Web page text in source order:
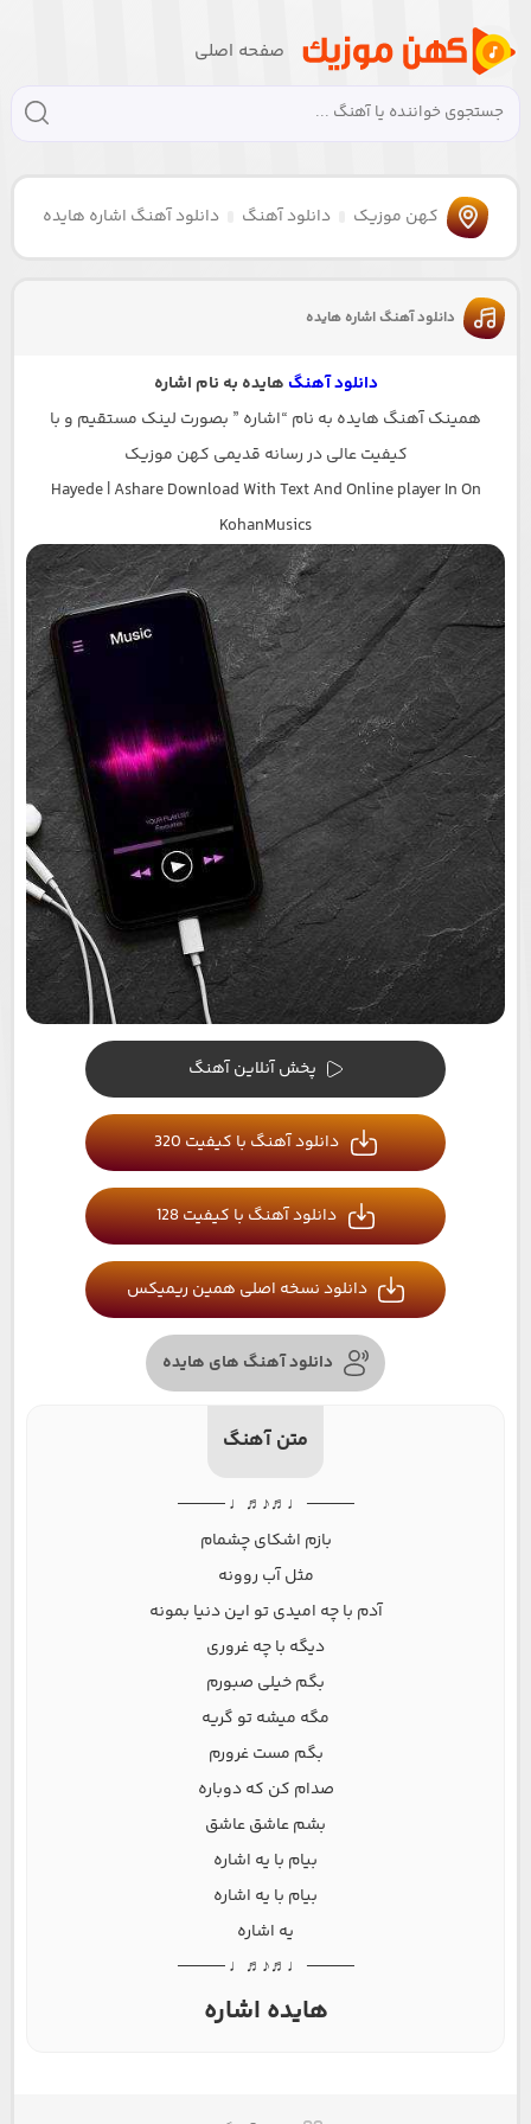
صفحه اصلی
کهن موزیک دانلود آهنگ دانلود آهنگ اشاره هایده
دانلود آهنگ اشاره هایده
دانلود آهنگ هایده به نام اشاره
همینک آهنگ هایده به نام “اشاره ” بصورت لینک مستقیم و با
کیفیت عالی در رسانه قدیمی کهن موزیک
Hayede | Ashare Download With Text And Online player In On
KohanMusics
پخش آنلاین آهنگ
دانلود آهنگ با کیفیت 320
دانلود آهنگ با کیفیت 128
دانلود نسخه اصلی همین ریمیکس
دانلود آهنگ های هایده
متن آهنگ
──── ♩♬♪♬♩ ────
بازم اشکای چشمام
مثل آب روونه
آدم با چه امیدی تو این دنیا بمونه
دیگه با چه غروری
بگم خیلی صبورم
مگه میشه تو گریه
بگم مست غرورم
صدام کن که دوباره
بشم عاشق عاشق
بیام با یه اشاره
بیام با یه اشاره
یه اشاره
──── ♩♬♪♬♩ ────
هایده اشاره